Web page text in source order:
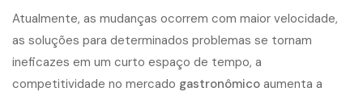
Atualmente, as mudanças ocorrem com maior velocidade,
as soluções para determinados problemas se tornam
ineficazes em um curto espaço de tempo, a
competitividade no mercado gastronômico aumenta a